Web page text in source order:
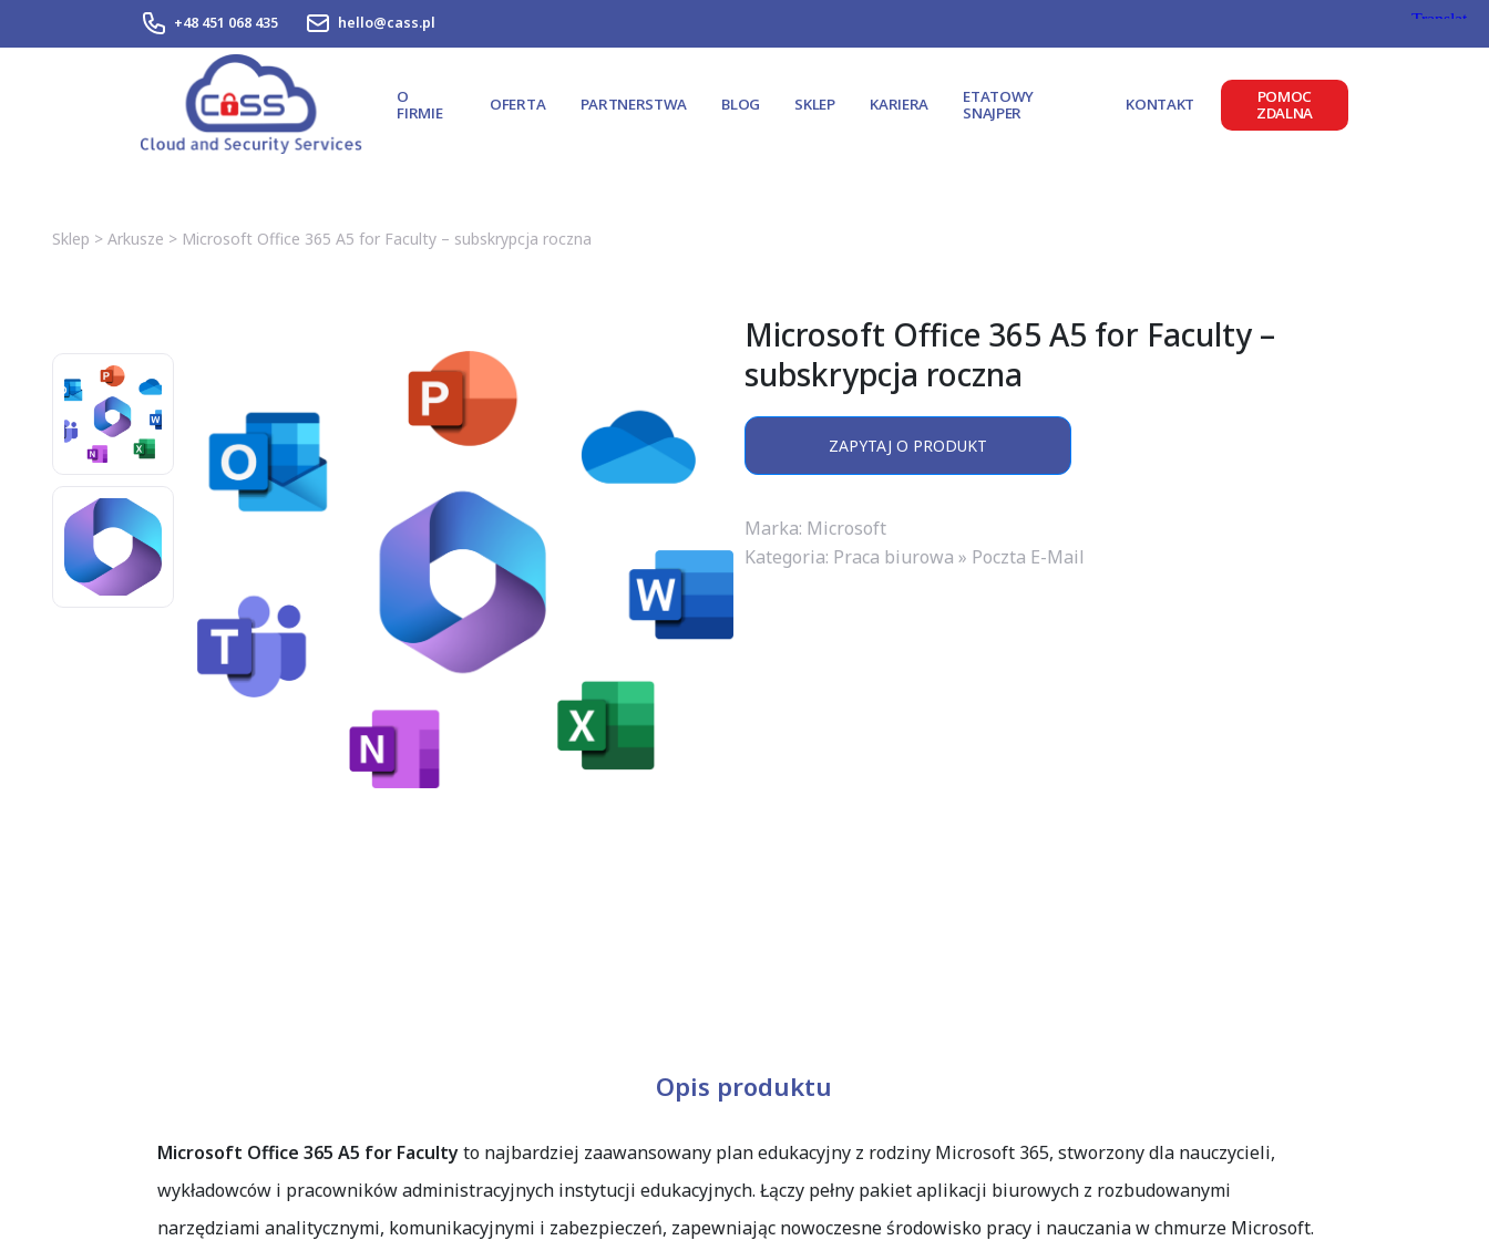
+48 451 068 435 hello@cass.pl
O
FIRMIE
OFERTA PARTNERSTWA BLOG SKLEP KARIERA
ETATOWY
SNAJPER
KONTAKT
POMOC
ZDALNA
Sklep > Arkusze > Microsoft Office 365 A5 for Faculty – subskrypcja roczna
Microsoft Office 365 A5 for Faculty –
subskrypcja roczna
ZAPYTAJ O PRODUKT
Marka: Microsoft
Kategoria: Praca biurowa » Poczta E-Mail
Opis produktu
Microsoft Office 365 A5 for Facultyto najbardziej zaawansowany plan edukacyjny z rodziny Microsoft 365, stworzony dla nauczycieli,
wykładowców i pracowników administracyjnych instytucji edukacyjnych. Łączy pełny pakiet aplikacji biurowych z rozbudowanymi
narzędziami analitycznymi, komunikacyjnymi i zabezpieczeń, zapewniając nowoczesne środowisko pracy i nauczania w chmurze Microsoft.